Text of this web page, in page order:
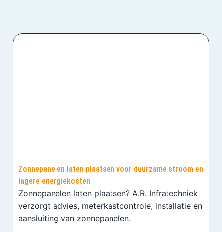
Zonnepanelen laten plaatsen voor duurzame stroom en
lagere energiekosten
Zonnepanelen laten plaatsen? A.R. Infratechniek
verzorgt advies, meterkastcontrole, installatie en
aansluiting van zonnepanelen.